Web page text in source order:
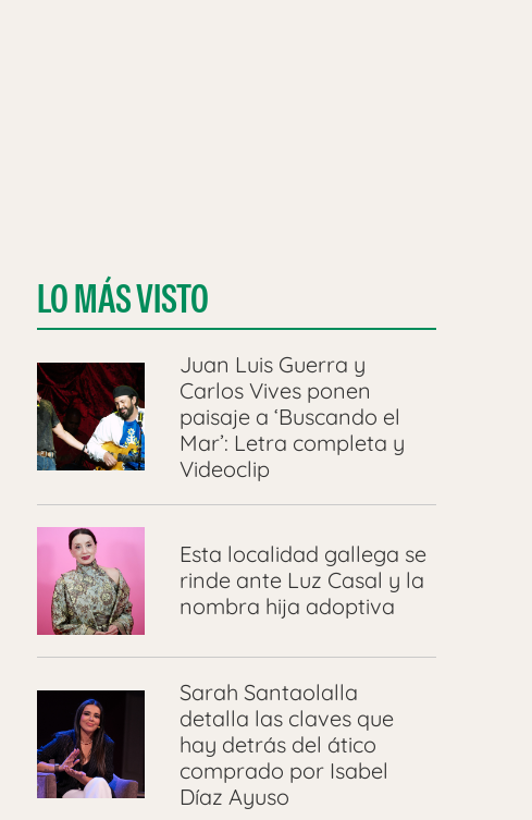
LO MÁS VISTO
Juan Luis Guerra y
Carlos Vives ponen
paisaje a ‘Buscando el
Mar’: Letra completa y
Videoclip
Esta localidad gallega se
rinde ante Luz Casal y la
nombra hija adoptiva
Sarah Santaolalla
detalla las claves que
hay detrás del ático
comprado por Isabel
Díaz Ayuso